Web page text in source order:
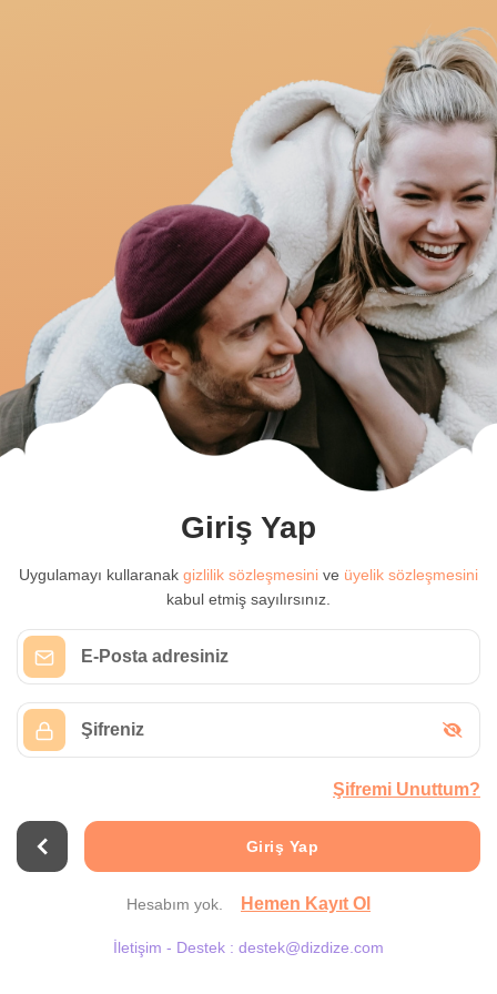
Giriş Yap
Uygulamayı kullaranak gizlilik sözleşmesini ve üyelik sözleşmesini
kabul etmiş sayılırsınız.
Şifremi Unuttum?
Giriş Yap
Hesabım yok. Hemen Kayıt Ol
İletişim - Destek : destek@dizdize.com